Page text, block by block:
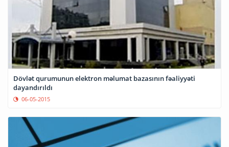
Dövlət qurumunun elektron məlumat bazasının fəaliyyəti
dayandırıldı
06-05-2015